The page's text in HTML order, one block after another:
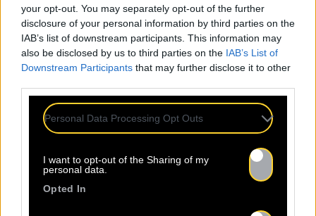
your opt-out. You may separately opt-out of the further
disclosure of your personal information by third parties on the
IAB’s list of downstream participants. This information may
also be disclosed by us to third parties on the IAB’s List of
Downstream Participants that may further disclose it to other
Personal Data Processing Opt Outs
I want to opt-out of the Sharing of my
personal data.
Opted In
qu’au Woodstower aux côtés de Luidgi, Georgio
et PLK. Il remporte le prix du Jury Ninkasi Musik
Lab 2021, et a été choisi pour mettre à
l’honneur sa ville avec son titre « LY » lors de la
cérémonie de remise du Prix Lumière 2021 (à
Jane Campion).
RETROUVEZ NOS